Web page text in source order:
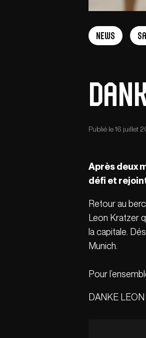
News
Publié le 16 juillet
Après deux
défi et
Retour au
Leon Kratzer
la capitale.
Munich.
Pour
DANKE LEON